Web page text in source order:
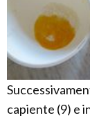
capiente (9) e